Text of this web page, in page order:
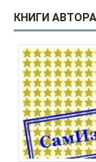
ЗАКЛАДКИ
КНИГИ